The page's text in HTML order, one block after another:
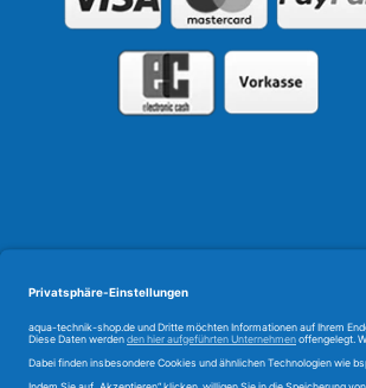
* nur innerhalb Deutschlands, Sperrgut und
** Ruckzuck-Versand: nur sofort lieferbare Artikel;
*** Streichpreise sind ehemalige Verkaufspreise.